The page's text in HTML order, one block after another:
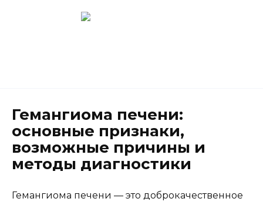
Гемангиома печени:
основные признаки,
возможные причины и
методы диагностики
Гемангиома печени — это доброкачественное